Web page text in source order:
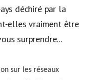
déchiré par la
elles vraiment être
surprendre...
sur les réseaux